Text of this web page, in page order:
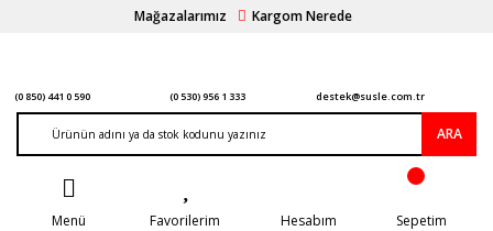
Mağazalarımız Kargom Nerede
(0 850) 441 0 590 (0 530) 956 1 333 destek@susle.com.tr
ARA
Menü Favorilerim Hesabım Sepetim